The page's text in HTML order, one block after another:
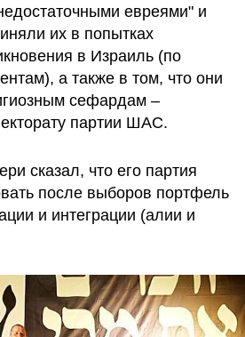
евреями" и
их в попытках
в Израиль (по
а также в том, что они
сефардам –
партии ШАС.
сказал, что его партия
после выборов портфель
и интеграции (алии и